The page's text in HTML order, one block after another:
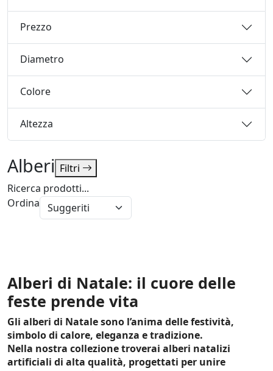
Prezzo
Diametro
Colore
Altezza
Alberi Filtri
Ricerca prodotti...
Ordina
Alberi di Natale: il cuore delle
feste prende vita
Gli alberi di Natalesono l’anima delle festività,
simbolo di calore, eleganza e tradizione.
Nella nostra collezione troverai alberi natalizi
artificiali di alta qualità, progettati per unire